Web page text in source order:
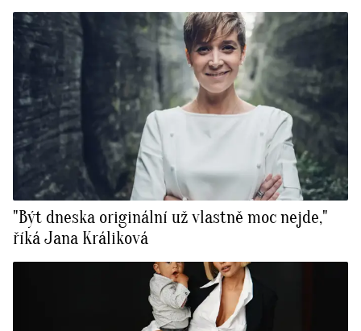
"Být dneska originální už vlastně moc nejde,"
říká Jana Králiková